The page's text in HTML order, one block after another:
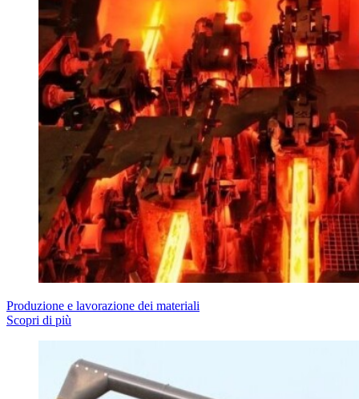
Produzione e lavorazione dei materiali
Scopri di più